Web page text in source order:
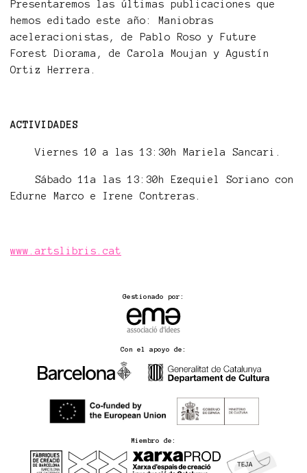
Presentaremos las últimas publicaciones que
hemos editado este año: Maniobras
aceleracionistas, de Pablo Roso y Future
Forest Diorama, de Carola Moujan y Agustín
Ortiz Herrera.
ACTIVIDADES
Viernes 10 a las 13:30h Mariela Sancari.
Sábado 11a las 13:30h Ezequiel Soriano con
Edurne Marco e Irene Contreras.
www.artslibris.cat
Gestionado por:
Con el apoyo de:
Miembro de: